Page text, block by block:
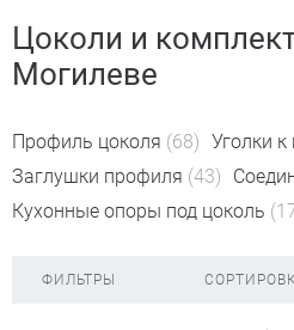
Цоколи и
Могилеве
Профиль цоколя (68) Уголки
Заглушки профиля (43)
Кухонные опоры под цоколь
ФИЛЬТРЫ